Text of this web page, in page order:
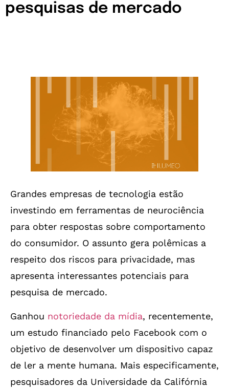
pesquisas de mercado
Grandes empresas de tecnologia estão
investindo em ferramentas de neurociência
para obter respostas sobre comportamento
do consumidor. O assunto gera polêmicas a
respeito dos riscos para privacidade, mas
apresenta interessantes potenciais para
pesquisa de mercado.
Ganhou notoriedade da mídia, recentemente,
um estudo financiado pelo Facebook com o
objetivo de desenvolver um dispositivo capaz
de ler a mente humana. Mais especificamente,
pesquisadores da Universidade da Califórnia